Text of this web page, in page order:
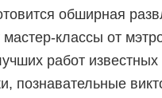
обширная
классы от
работ
познавательные